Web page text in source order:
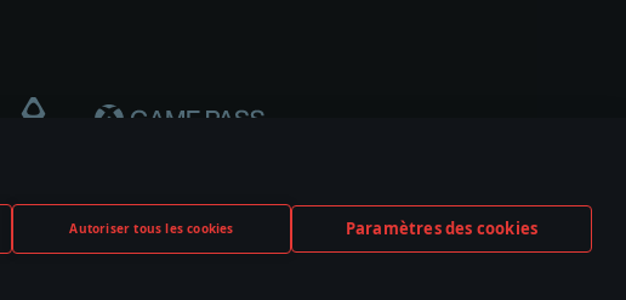
Autoriser tous les cookies Paramètres des cookies
l’approbation de tout fabricant d’armes ou de véhicule.